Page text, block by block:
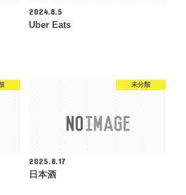
2024.8.5
Uber Eats
未分類
2025.8.17
日本酒